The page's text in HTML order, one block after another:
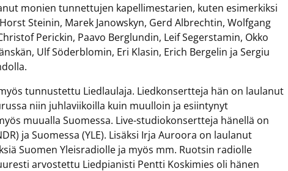
monien tunnettujen kapellimestarien, kuten esimerkiksi
Steinin, Marek Janowskyn, Gerd Albrechtin, Wolfgang
Perickin, Paavo Berglundin, Leif Segerstamin, Okko
Ulf Söderblomin, Eri Klasin, Erich Bergelin ja Sergiu
tunnustettu Liedlaulaja. Liedkonsertteja hän on laulanut
niin juhlaviikoilla kuin muulloin ja esiintynyt
muualla Suomessa. Live-studiokonsertteja hänellä on
ja Suomessa (YLE). Lisäksi Irja Auroora on laulanut
Suomen Yleisradiolle ja myös mm. Ruotsin radiolle
arvostettu Liedpianisti Pentti Koskimies oli hänen